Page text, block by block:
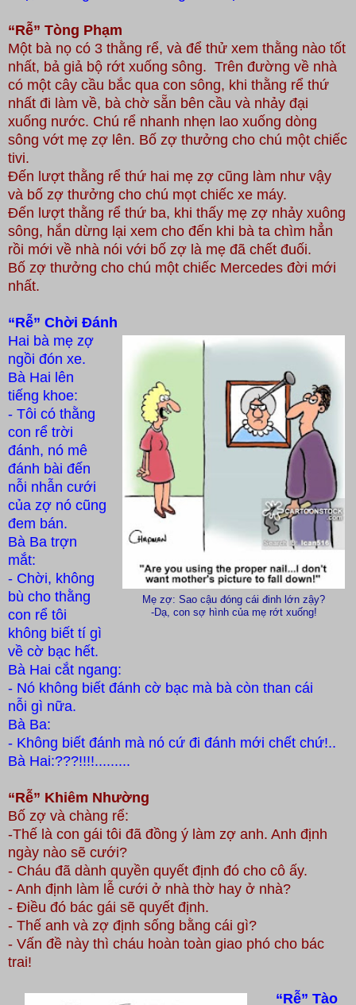
“Rễ” Tòng Phạm
Một bà nọ có 3 thằng rể, và để thử xem thằng nào tốt
nhất, bả giả bộ rớt xuống sông. Trên đường về nhà
có một cây cầu bắc qua con sông, khi thằng rể thứ
nhất đi làm về, bà chờ sẵn bên cầu và nhảy đại
xuống nước. Chú rể nhanh nhẹn lao xuống dòng
sông vớt mẹ zợ lên. Bố zợ thưởng cho chú một chiếc
tivi.
Đến lượt thằng rể thứ hai mẹ zợ cũng làm như vậy
và bố zợ thưởng cho chú mọt chiếc xe máy.
Đến lượt thằng rể thứ ba, khi thấy mẹ zợ nhảy xuông
sông, hắn dừng lại xem cho đến khi bà ta chìm hẳn
rồi mới về nhà nói với bố zợ là mẹ đã chết đuối.
Bố zợ thưởng cho chú một chiếc Mercedes đời mới
nhất.
“Rễ” Chời Đánh
Mẹ zợ: Sao cậu đóng cái đinh lớn zậy?
-Dạ, con sợ hình của mẹ rớt xuống!
Hai bà mẹ zợ
ngồi đón xe.
Bà Hai lên
tiếng khoe:
- Tôi có thằng
con rể trời
đánh, nó mê
đánh bài đến
nỗi nhẫn cưới
của zợ nó cũng
đem bán.
Bà Ba trợn
mắt:
- Chời, không
bù cho thằng
con rể tôi
không biết tí gì
về cờ bạc hết.
Bà Hai cắt ngang:
- Nó không biết đánh cờ bạc mà bà còn than cái
nỗi gì nữa.
Bà Ba:
- Không biết đánh mà nó cứ đi đánh mới chết chứ!..
Bà Hai:???!!!!.........
“Rễ” Khiêm Nhường
Bố zợ và chàng rể:
-Thế là con gái tôi đã đồng ý làm zợ anh. Anh định
ngày nào sẽ cưới?
- Cháu đã dành quyền quyết định đó cho cô ấy.
- Anh định làm lễ cưới ở nhà thờ hay ở nhà?
- Điều đó bác gái sẽ quyết định.
- Thế anh và zợ định sống bằng cái gì?
- Vấn đề này thì cháu hoàn toàn giao phó cho bác
trai!
“Rễ” Tào